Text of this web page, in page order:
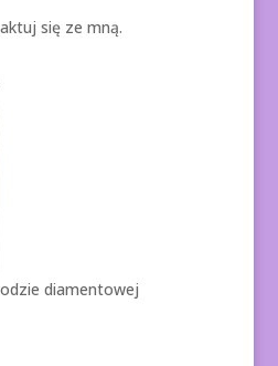
się ze mną.
diamentowej